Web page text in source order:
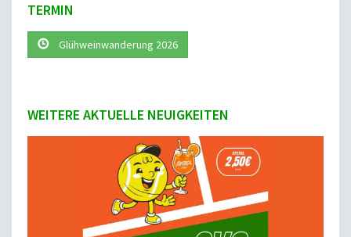
TERMIN
Glühweinwanderung 2026
WEITERE AKTUELLE NEUIGKEITEN